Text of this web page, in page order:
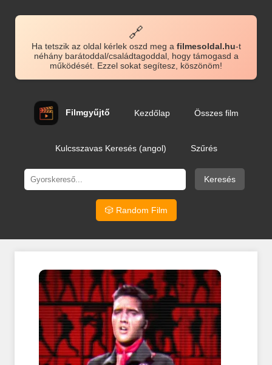
🔗
Ha tetszik az oldal kérlek oszd meg a filmesoldal.hu-t
néhány barátoddal/családtagoddal, hogy támogasd a
működését. Ezzel sokat segítesz, köszönöm!
Filmgyűjtő Kezdőlap Összes film
Kulcsszavas Keresés (angol) Szűrés
Keresés
🎲 Random Film